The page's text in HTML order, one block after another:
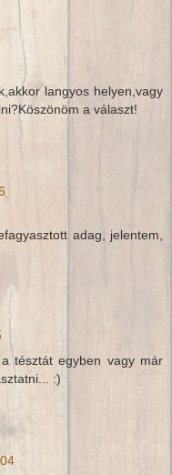
langyos helyen,vagy
a választ!
adag, jelentem,
tésztát egyben vagy már
:)